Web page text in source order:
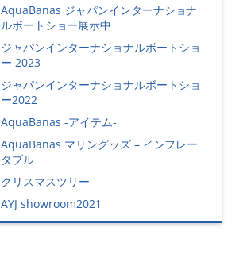
AquaBanas ジャパンインターナショナ
ルボートショー展示中
ジャパンインターナショナルボートショ
ー 2023
ジャパンインターナショナルボートショ
ー2022
AquaBanas -アイテム-
AquaBanas マリングッズ – インフレー
タブル
クリスマスツリー
AYJ showroom2021